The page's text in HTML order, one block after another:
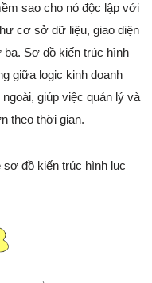
sao cho nó độc lập với
cơ sở dữ liệu, giao diện
Sơ đồ kiến trúc hình
giữa logic kinh doanh
giúp việc quản lý và
theo thời gian.
đồ kiến trúc hình lục